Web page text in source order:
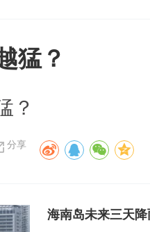
猛？
？
分享
海南岛未来三天